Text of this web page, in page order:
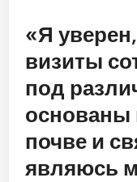
«Я
визиты
под
основаны
почве и
являюсь